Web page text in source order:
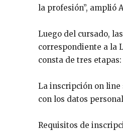
la profesión”, amplió
Luego del cursado,
correspondiente a la
consta de tres
La inscripción on line
con los datos
Requisitos de